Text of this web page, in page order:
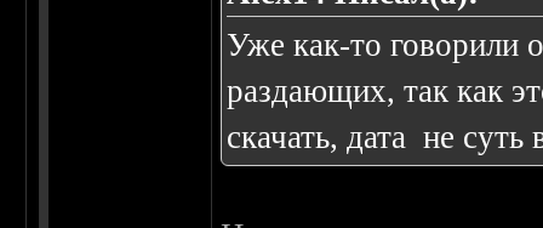
Уже как-то говорили
раздающих, так как
скачать, дата не